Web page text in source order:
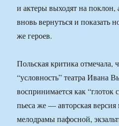
и актеры выходят на поклон,
вновь вернуться и показать
же героев.
Польская критика отмечала,
“условность” театра Ивана
воспринимается как “глоток
пьеса же — авторская
мелодрамы пафосной,